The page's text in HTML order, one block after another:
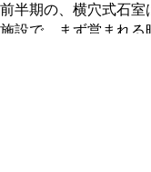
前半期の、横穴式石
施設で、まず営まれる